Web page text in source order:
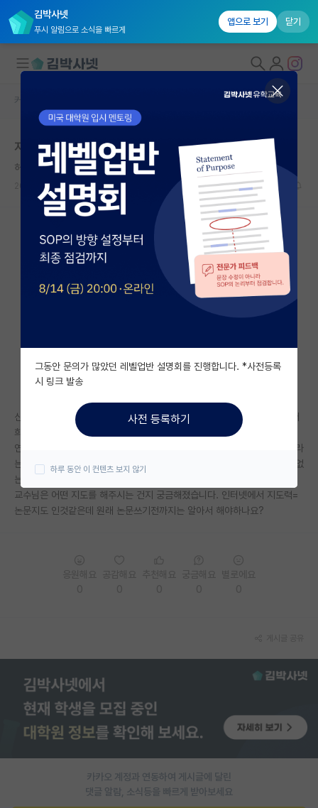
김박사넷
푸시 알림으로 소식을 빠르게
앱으로 보기 닫기
대학원생 모집
국내대학원 정보
연구실&오픈랩
커뮤니티
커뮤니티 홈
전체글보기
베스트 게시판
자유 게시판(아무개랩)
미국 유학 게시판
미국 대학원 합격 후기 게시판
대학원생 모집 게시판
연구실(PI) 홍보 게시판
석박사 채용 정보 게시판
PI 전용 게시판
인문사회 계열 게시판
특수/전문대학원 게시판
반도체/AI 게시판
장학금/장학생 게시판
학술 정보 게시판
커뮤니티 홈
지도교수 지도?
허탈한 니콜라 테슬라
2024.02.22 2 1828
신생연구실 1기 석사생입니다. 연구실생활이 원래 이런건지 궁금합니다. 저
희 연구실은 일주일에 한번 줌으로 미팅하고 10분동안 일주일동안 진행한
연구와 피드백이 오갑니다. 교수님은 들으면서 안되는 부분에도 계속 해보라
는 말뿐이고 기술적인 도움은 거의없습니다. 한학기동안 지내면서 배운건 없
는것같고, 스스로 내가 더 열심히하면 되지않을까 하면서도 지치네요. 원래
교수님은 어떤 지도를 해주시는 건지 궁금해졌습니다. 인터넷에서 지도력=
논문지도 인것같은데 원래 논문쓰기전까지는 알아서 해야하나요?
카카오 계정과 연동하여 게시글에 달린
댓글 알람, 소식등을 빠르게 받아보세요
그동안 문의가 많았던 레벨업반 설명회를 진행합니다. *사전등록
시 링크 발송
사전 등록하기
하루 동안 이 컨텐츠 보지 않기